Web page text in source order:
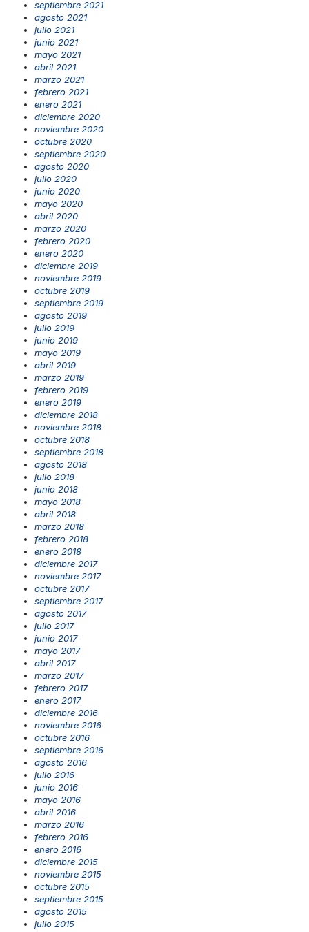
septiembre 2021
agosto 2021
julio 2021
junio 2021
mayo 2021
abril 2021
marzo 2021
febrero 2021
enero 2021
diciembre 2020
noviembre 2020
octubre 2020
septiembre 2020
agosto 2020
julio 2020
junio 2020
mayo 2020
abril 2020
marzo 2020
febrero 2020
enero 2020
diciembre 2019
noviembre 2019
octubre 2019
septiembre 2019
agosto 2019
julio 2019
junio 2019
mayo 2019
abril 2019
marzo 2019
febrero 2019
enero 2019
diciembre 2018
noviembre 2018
octubre 2018
septiembre 2018
agosto 2018
julio 2018
junio 2018
mayo 2018
abril 2018
marzo 2018
febrero 2018
enero 2018
diciembre 2017
noviembre 2017
octubre 2017
septiembre 2017
agosto 2017
julio 2017
junio 2017
mayo 2017
abril 2017
marzo 2017
febrero 2017
enero 2017
diciembre 2016
noviembre 2016
octubre 2016
septiembre 2016
agosto 2016
julio 2016
junio 2016
mayo 2016
abril 2016
marzo 2016
febrero 2016
enero 2016
diciembre 2015
noviembre 2015
octubre 2015
septiembre 2015
agosto 2015
julio 2015